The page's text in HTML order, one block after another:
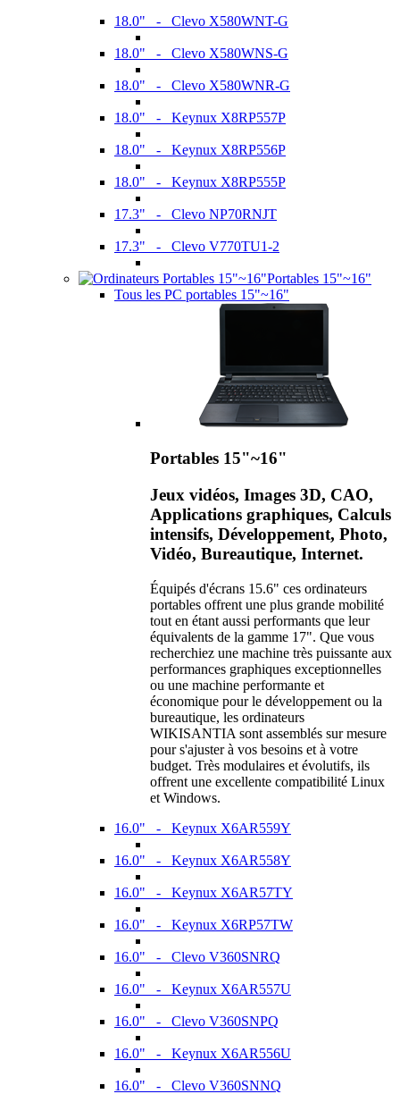
18.0" - Clevo X580WNT-G
18.0" - Clevo X580WNS-G
18.0" - Clevo X580WNR-G
18.0" - Keynux X8RP557P
18.0" - Keynux X8RP556P
18.0" - Keynux X8RP555P
17.3" - Clevo NP70RNJT
17.3" - Clevo V770TU1-2
Portables 15"~16"
Tous les PC portables 15"~16"
Portables 15"~16"
Jeux vidéos, Images 3D, CAO,
Applications graphiques, Calculs
intensifs, Développement, Photo,
Vidéo, Bureautique, Internet.
Équipés d'écrans 15.6" ces ordinateurs
portables offrent une plus grande mobilité
tout en étant aussi performants que leur
équivalents de la gamme 17". Que vous
recherchiez une machine très puissante aux
performances graphiques exceptionnelles
ou une machine performante et
économique pour le développement ou la
bureautique, les ordinateurs
WIKISANTIA sont assemblés sur mesure
pour s'ajuster à vos besoins et à votre
budget. Très modulaires et évolutifs, ils
offrent une excellente compatibilité Linux
et Windows.
16.0" - Keynux X6AR559Y
16.0" - Keynux X6AR558Y
16.0" - Keynux X6AR57TY
16.0" - Keynux X6RP57TW
16.0" - Clevo V360SNRQ
16.0" - Keynux X6AR557U
16.0" - Clevo V360SNPQ
16.0" - Keynux X6AR556U
16.0" - Clevo V360SNNQ